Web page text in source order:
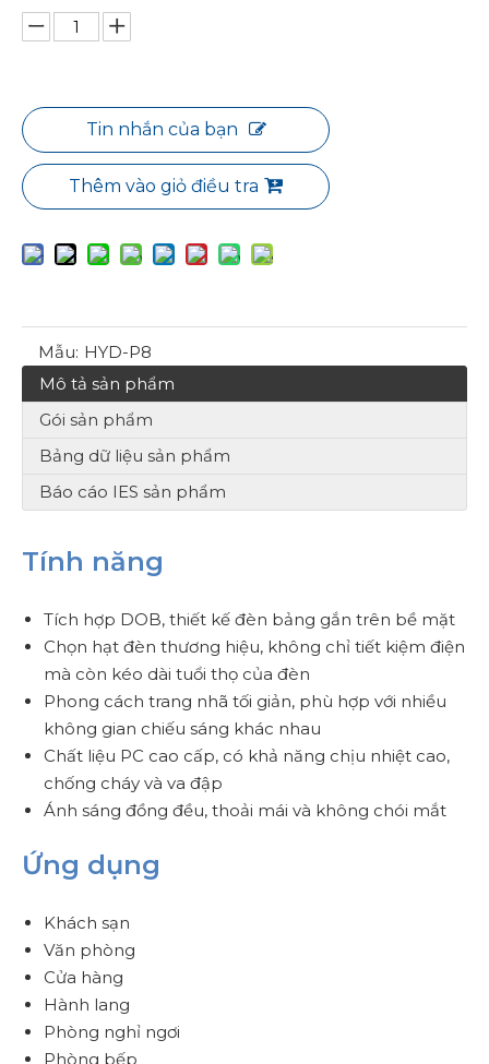
Tin nhắn của bạn
Thêm vào giỏ điều tra
Mẫu: HYD-P8
Mô tả sản phẩm
Gói sản phẩm
Bảng dữ liệu sản phẩm
Báo cáo IES sản phẩm
Tính năng
Tích hợp DOB, thiết kế đèn bảng gắn trên bề mặt
Chọn hạt đèn thương hiệu, không chỉ tiết kiệm điện
mà còn kéo dài tuổi thọ của đèn
Phong cách trang nhã tối giản, phù hợp với nhiều
không gian chiếu sáng khác nhau
Chất liệu PC cao cấp, có khả năng chịu nhiệt cao,
chống cháy và va đập
Ánh sáng đồng đều, thoải mái và không chói mắt
Ứng dụng
Khách sạn
Văn phòng
Cửa hàng
Hành lang
Phòng nghỉ ngơi
Phòng bếp